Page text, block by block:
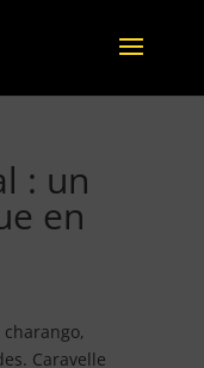
: un
en
Caravelle